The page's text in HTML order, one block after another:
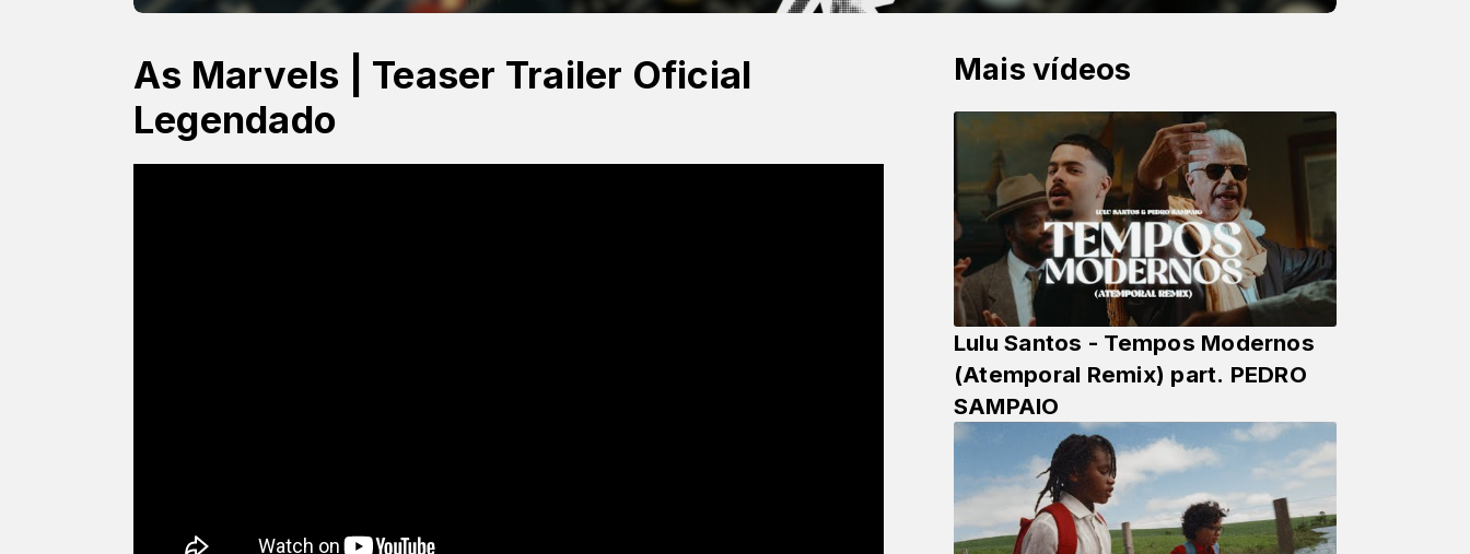
As Marvels | Teaser Trailer Oficial
Legendado
Mais vídeos
Lulu Santos - Tempos Modernos
(Atemporal Remix) part. PEDRO
SAMPAIO